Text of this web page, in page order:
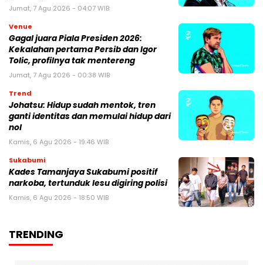
Jumat, 7 Agu 2026 - 04:07 WIB
Venue
Gagal juara Piala Presiden 2026:
Kekalahan pertama Persib dan Igor
Tolic, profilnya tak mentereng
Jumat, 7 Agu 2026 - 00:38 WIB
Trend
Johatsu: Hidup sudah mentok, tren
ganti identitas dan memulai hidup dari
nol
Kamis, 6 Agu 2026 - 19:46 WIB
Sukabumi
Kades Tamanjaya Sukabumi positif
narkoba, tertunduk lesu digiring polisi
Kamis, 6 Agu 2026 - 18:50 WIB
TRENDING